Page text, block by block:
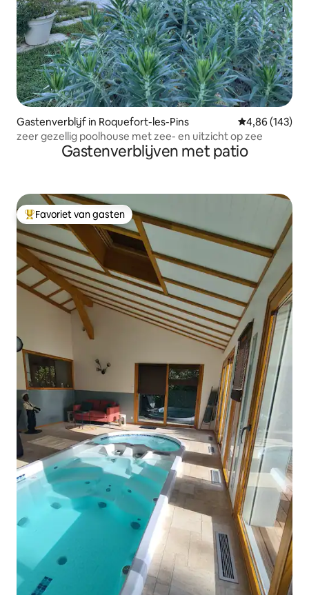
Gastenverblijf in Roquefort-les-Pins Gemiddelde
4,86 (143)
zeer gezellig poolhouse met zee- en uitzicht op zee
Gastenverblijven met patio
Topfavoriet van gasten
Favoriet van gasten